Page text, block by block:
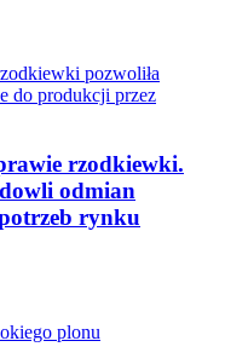
rzodkiewki.
odmian
rynku